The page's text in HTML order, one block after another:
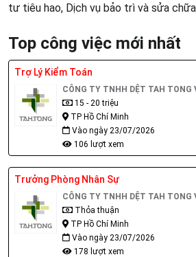
tư tiêu hao, Dịch vụ bảo trì và sửa
Top công việc mới nhất
Trợ Lý Kiểm Toán
CÔNG TY TNHH DỆT TAH TONG
15 - 20 triệu
TP Hồ Chí Minh
Vào ngày 23/07/2026
106 lượt xem
Trưởng Phòng Nhân Sự
CÔNG TY TNHH DỆT TAH TONG
Thỏa thuận
TP Hồ Chí Minh
Vào ngày 23/07/2026
178 lượt xem